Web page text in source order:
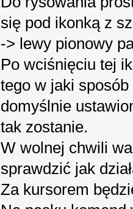
się pod ikonką z
-> lewy pionowy
Po wciśnięciu tej
tego w jaki sposób
domyślnie
tak zostanie.
W wolnej chwili
sprawdzić jak
Za kursorem